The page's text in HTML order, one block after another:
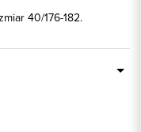
40/176-182.